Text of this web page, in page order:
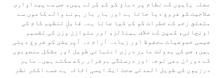
عضلہ ہڈیوں کے نظام پر دباؤ کو کم کرتے ہیں، جس سے پیداواری
صلاحیت کو فروغ دیا جاتا ہے اور بار بار ہونے والے کاموں سے
متعلق زخم کے خطرات کو کم کیا جاتا ہے۔ قابلِ تنظیم کام کی
اونچائی، کمپن کے خلاف ہینڈلز، اور متوازن وزن کی تقسیم
جیسی خصوصیات محفوظ اور زیادہ آرام دہ آپریشن کو فروغ دیتی
ہیں، جس کی بدولت ماہر درزی انتہائی طویل اور مشکل منصوبوں
کے دوران بھی توجہ اور درستگی برقرار رکھ سکتے ہیں۔ ماہر
درزیوں کی طویل المدتی صحت ایک ایسی اثاثہ ہے جسے اکثر نظر